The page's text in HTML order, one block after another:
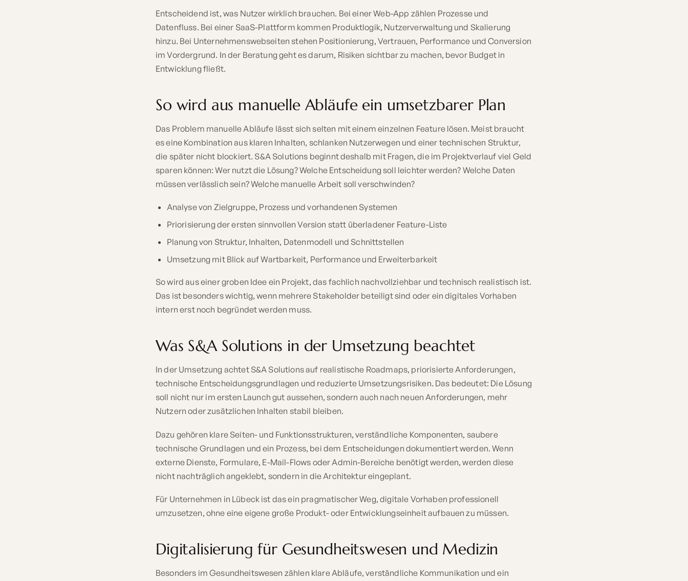
Entscheidend ist, was Nutzer wirklich brauchen. Bei einer Web-App zählen Prozesse und
Datenfluss. Bei einer SaaS-Plattform kommen Produktlogik, Nutzerverwaltung und Skalierung
hinzu. Bei Unternehmenswebseiten stehen Positionierung, Vertrauen, Performance und Conversion
im Vordergrund. In der Beratung geht es darum, Risiken sichtbar zu machen, bevor Budget in
Entwicklung fließt.
So wird aus manuelle Abläufe ein umsetzbarer Plan
Das Problem manuelle Abläufe lässt sich selten mit einem einzelnen Feature lösen. Meist braucht
es eine Kombination aus klaren Inhalten, schlanken Nutzerwegen und einer technischen Struktur,
die später nicht blockiert. S&A Solutions beginnt deshalb mit Fragen, die im Projektverlauf viel Geld
sparen können: Wer nutzt die Lösung? Welche Entscheidung soll leichter werden? Welche Daten
müssen verlässlich sein? Welche manuelle Arbeit soll verschwinden?
Analyse von Zielgruppe, Prozess und vorhandenen Systemen
Priorisierung der ersten sinnvollen Version statt überladener Feature-Liste
Planung von Struktur, Inhalten, Datenmodell und Schnittstellen
Umsetzung mit Blick auf Wartbarkeit, Performance und Erweiterbarkeit
So wird aus einer groben Idee ein Projekt, das fachlich nachvollziehbar und technisch realistisch ist.
Das ist besonders wichtig, wenn mehrere Stakeholder beteiligt sind oder ein digitales Vorhaben
intern erst noch begründet werden muss.
Was S&A Solutions in der Umsetzung beachtet
In der Umsetzung achtet S&A Solutions auf realistische Roadmaps, priorisierte Anforderungen,
technische Entscheidungsgrundlagen und reduzierte Umsetzungsrisiken. Das bedeutet: Die Lösung
soll nicht nur im ersten Launch gut aussehen, sondern auch nach neuen Anforderungen, mehr
Nutzern oder zusätzlichen Inhalten stabil bleiben.
Dazu gehören klare Seiten- und Funktionsstrukturen, verständliche Komponenten, saubere
technische Grundlagen und ein Prozess, bei dem Entscheidungen dokumentiert werden. Wenn
externe Dienste, Formulare, E-Mail-Flows oder Admin-Bereiche benötigt werden, werden diese
nicht nachträglich angeklebt, sondern in die Architektur eingeplant.
Für Unternehmen in Lübeck ist das ein pragmatischer Weg, digitale Vorhaben professionell
umzusetzen, ohne eine eigene große Produkt- oder Entwicklungseinheit aufbauen zu müssen.
Digitalisierung für Gesundheitswesen und Medizin
Besonders im Gesundheitswesen zählen klare Abläufe, verständliche Kommunikation und ein